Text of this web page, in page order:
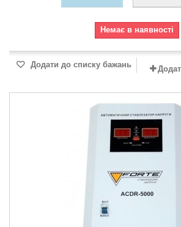
Немає в наявності
Додати до списку бажань